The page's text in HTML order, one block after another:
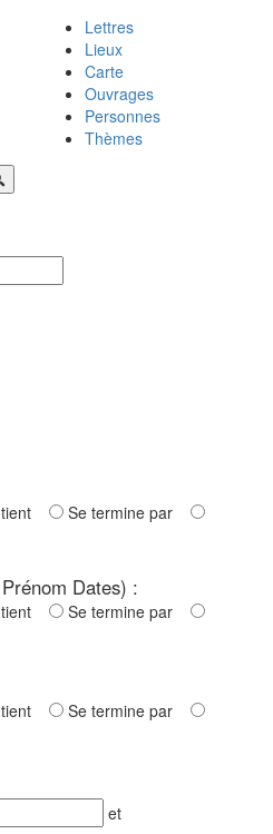
Lettres
Lieux
Carte
Ouvrages
Personnes
Thèmes
Se termine par
Dates) :
Se termine par
Se termine par
et